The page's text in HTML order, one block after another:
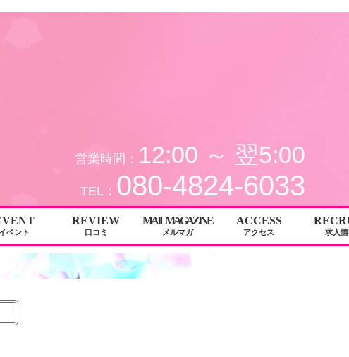
営業時間： 12:00 ～ 翌5:00
TEL： 080-4824-6033
イベント
REVIEW
口コミ
MAIL MAGAZINE
メルマガ
ACCESS
アクセス 求人